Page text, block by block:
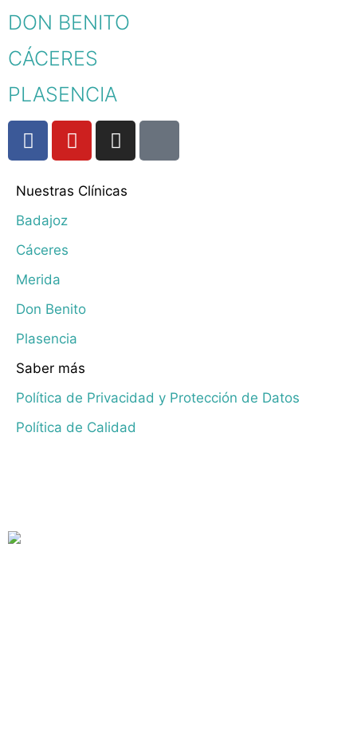
DON BENITO
CÁCERES
PLASENCIA
Nuestras Clínicas
Badajoz
Cáceres
Merida
Don Benito
Plasencia
Saber más
Política de Privacidad y Protección de Datos
Política de Calidad